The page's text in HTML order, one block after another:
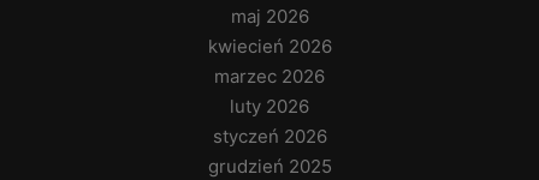
maj 2026
kwiecień 2026
marzec 2026
luty 2026
styczeń 2026
grudzień 2025